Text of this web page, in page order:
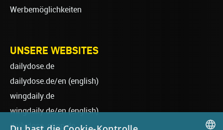
Werbemöglichkeiten
UNSERE WEBSITES
dailydose.de
dailydose.de/en (english)
wingdaily.de
wingdaily.de/en(english)
dailydose-shop.de